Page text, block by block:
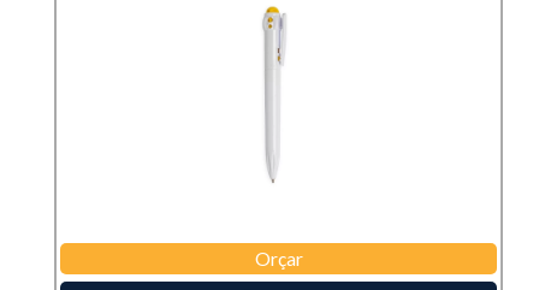
Orçar